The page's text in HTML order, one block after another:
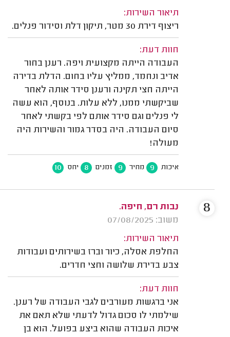
תיאור השירות:
ריצוף דירת 30 מטר, תיקון דלת וסידור פנלים.
חוות דעת:
העבודה הייתה מקצועית ויפה. רענן בחור
אדיב ונחמד, ממליץ עליו בחום. הדלת בדירה
הייתה חצי תקינה ורענן סידר אותה לאחר
שביקשתי ממנו, ללא עלות. בנוסף, הוא עשה
לי פנלים וגם סידר אותם לפי בקשתי לאחר
סיום העבודה. היה בסדר גמור והשירות היה
מעולה!
איכות 9 מחיר 9 זמנים 8 יחס 10
נבות רם, חיפה.
משוב: 07/08/2025
תיאור השירות:
החלפת אסלה, כיור וברז בשירותים ועבודות
צבע בדירת שלושה וחצי חדרים.
חוות דעת:
אני ברגשות מעורבים לגבי העבודה של רענן.
שילמתי לו סכום גדול לדעתי שלא תאם את
איכות העבודה שהוא ביצע בפועל. הוא בן
8